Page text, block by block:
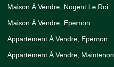
Maison À Vendre, Nogent Le Roi
Maison À Vendre, Epernon
Appartement À Vendre, Epernon
Appartement À Vendre, Maintenon